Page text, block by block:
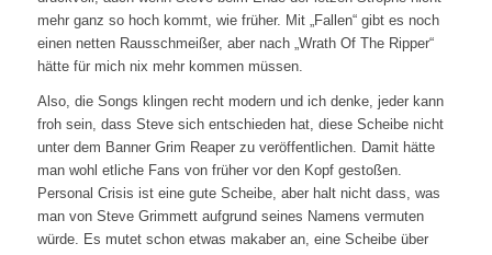
mehr ganz so hoch kommt, wie früher. Mit „Fallen“ gibt es noch
einen netten Rausschmeißer, aber nach „Wrath Of The Ripper“
hätte für mich nix mehr kommen müssen.
Also, die Songs klingen recht modern und ich denke, jeder kann
froh sein, dass Steve sich entschieden hat, diese Scheibe nicht
unter dem Banner Grim Reaper zu veröffentlichen. Damit hätte
man wohl etliche Fans von früher vor den Kopf gestoßen.
Personal Crisis ist eine gute Scheibe, aber halt nicht dass, was
man von Steve Grimmett aufgrund seines Namens vermuten
würde. Es mutet schon etwas makaber an, eine Scheibe über